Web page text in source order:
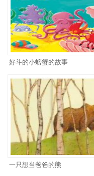
好斗的小螃蟹的故事
一只想当爸爸的熊